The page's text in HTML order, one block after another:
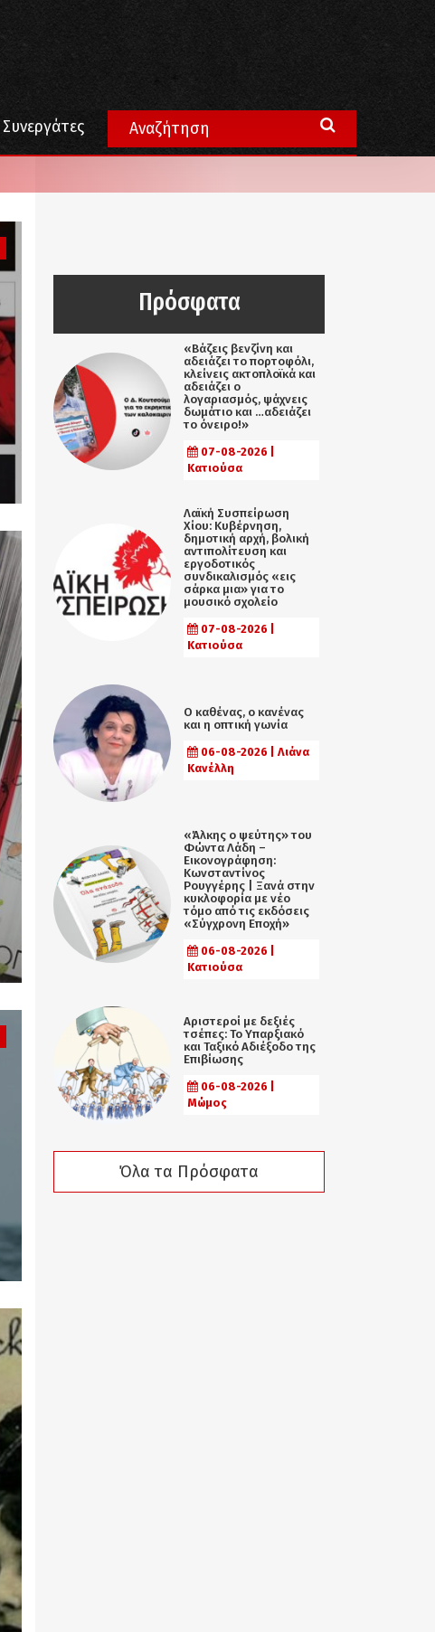
Συνεργάτες
Πρόσφατα
«Βάζεις βενζίνη και
αδειάζει το πορτοφόλι,
κλείνεις ακτοπλοϊκά και
αδειάζει ο
λογαριασμός, ψάχνεις
δωμάτιο και …αδειάζει
το όνειρο!»
07-08-2026 |
Κατιούσα
Λαϊκή Συσπείρωση
Χίου: Κυβέρνηση,
δημοτική αρχή, βολική
αντιπολίτευση και
εργοδοτικός
συνδικαλισμός «εις
σάρκα μια» για το
μουσικό σχολείο
07-08-2026 |
Κατιούσα
Ο καθένας, ο κανένας
και η οπτική γωνία
06-08-2026 | Λιάνα
Κανέλλη
«Άλκης ο ψεύτης» του
Φώντα Λάδη –
Εικονογράφηση:
Κωνσταντίνος
Ρουγγέρης | Ξανά στην
κυκλοφορία με νέο
τόμο από τις εκδόσεις
«Σύγχρονη Εποχή»
06-08-2026 |
Κατιούσα
Αριστεροί με δεξιές
τσέπες: Το Υπαρξιακό
και Ταξικό Αδιέξοδο της
Επιβίωσης
06-08-2026 |
Μώμος
Όλα τα Πρόσφατα